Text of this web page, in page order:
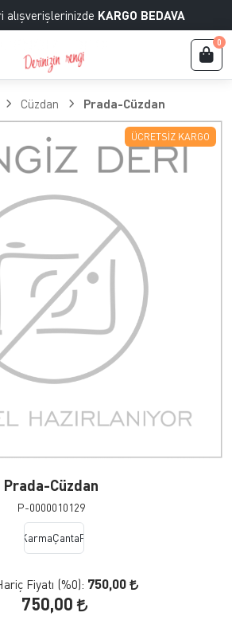
alışverişlerinizde KARGO BEDAVA
0
Cüzdan Prada-Cüzdan
ÜCRETSIZ KARGO
Prada-Cüzdan
P-0000010129
KarmaÇantaF.
Fiyatı (%0): 750,00
750,00